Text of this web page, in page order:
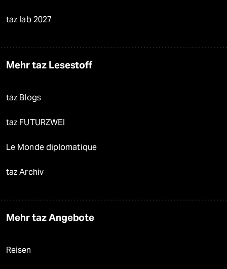
taz lab 2027
Mehr taz Lesestoff
taz Blogs
taz FUTURZWEI
Le Monde diplomatique
taz Archiv
Mehr taz Angebote
Reisen